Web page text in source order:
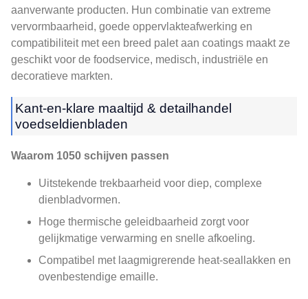
aanverwante producten. Hun combinatie van extreme
vervormbaarheid, goede oppervlakteafwerking en
compatibiliteit met een breed palet aan coatings maakt ze
geschikt voor de foodservice, medisch, industriële en
decoratieve markten.
Kant-en-klare maaltijd & detailhandel
voedseldienbladen
Waarom 1050 schijven passen
Uitstekende trekbaarheid voor diep, complexe
dienbladvormen.
Hoge thermische geleidbaarheid zorgt voor
gelijkmatige verwarming en snelle afkoeling.
Compatibel met laagmigrerende heat-seallakken en
ovenbestendige emaille.